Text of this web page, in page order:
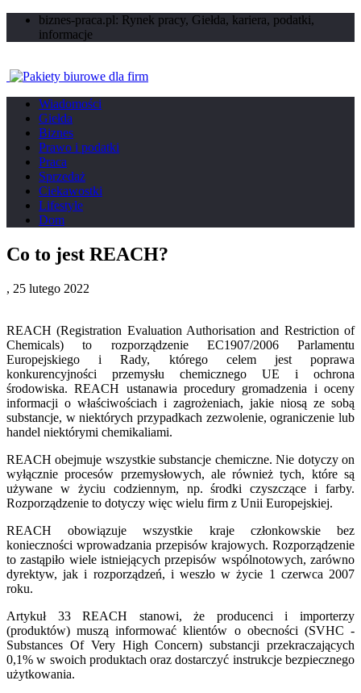
biznes-praca.pl: Rynek pracy, Giełda, kariera, podatki,
informacje
Wiadomości
Giełda
Biznes
Prawo i podatki
Praca
Sprzedaż
Ciekawostki
Lifestyle
Dom
Co to jest REACH?
, 25 lutego 2022
REACH (Registration Evaluation Authorisation and Restriction of
Chemicals) to rozporządzenie EC1907/2006 Parlamentu
Europejskiego i Rady, którego celem jest poprawa
konkurencyjności przemysłu chemicznego UE i ochrona
środowiska. REACH ustanawia procedury gromadzenia i oceny
informacji o właściwościach i zagrożeniach, jakie niosą ze sobą
substancje, w niektórych przypadkach zezwolenie, ograniczenie lub
handel niektórymi chemikaliami.
REACH obejmuje wszystkie substancje chemiczne. Nie dotyczy on
wyłącznie procesów przemysłowych, ale również tych, które są
używane w życiu codziennym, np. środki czyszczące i farby.
Rozporządzenie to dotyczy więc wielu firm z Unii Europejskiej.
REACH obowiązuje wszystkie kraje członkowskie bez
konieczności wprowadzania przepisów krajowych. Rozporządzenie
to zastąpiło wiele istniejących przepisów wspólnotowych, zarówno
dyrektyw, jak i rozporządzeń, i weszło w życie 1 czerwca 2007
roku.
Artykuł 33 REACH stanowi, że producenci i importerzy
(produktów) muszą informować klientów o obecności (SVHC -
Substances Of Very High Concern) substancji przekraczających
0,1% w swoich produktach oraz dostarczyć instrukcje bezpiecznego
użytkowania.